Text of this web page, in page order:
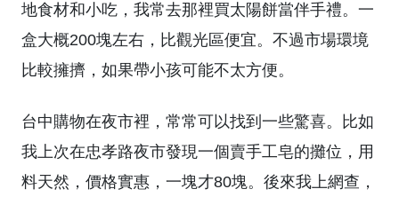
地食材和小吃，我常去那裡買太陽餅當伴手禮。一
盒大概200塊左右，比觀光區便宜。不過市場環境
比較擁擠，如果帶小孩可能不太方便。
台中購物在夜市裡，常常可以找到一些驚喜。比如
我上次在忠孝路夜市發現一個賣手工皂的攤位，用
料天然，價格實惠，一塊才80塊。後來我上網查，